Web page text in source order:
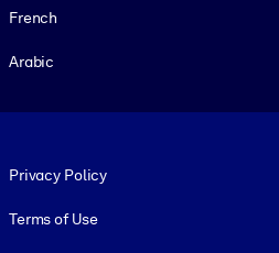
French
Arabic
Privacy Policy
Terms of Use